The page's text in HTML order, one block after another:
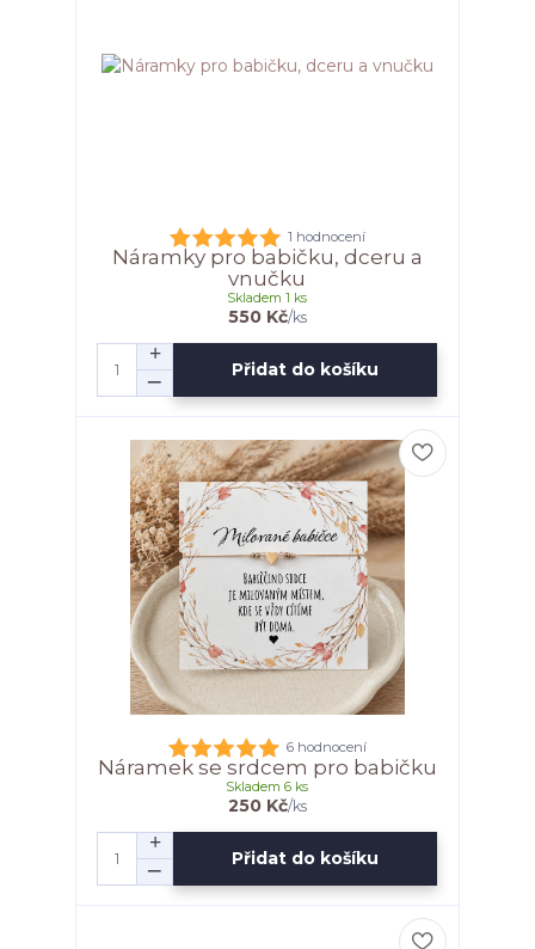
1 hodnocení
Náramky pro babičku, dceru a
vnučku
550 Kč/ks
Skladem 1 ks
Přidat do košíku
6 hodnocení
Náramek se srdcem pro babičku
250 Kč/ks
Skladem 6 ks
Přidat do košíku